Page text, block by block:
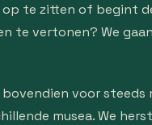
op te zitten of begint
te vertonen? We
voor steeds
musea. We